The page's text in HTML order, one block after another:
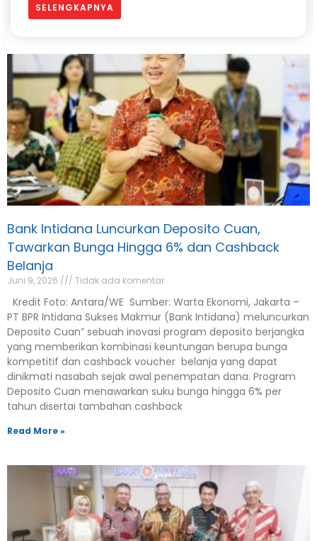
SELENGKAPNYA
Tawarkan Bunga Hingga 6% dan Cashback
Belanja
Juni 9, 2026
PT BPR Intidana Sukses Makmur (Bank Intidana) meluncurkan
Deposito Cuan” sebuah inovasi program deposito berjangka
yang memberikan kombinasi keuntungan berupa bunga
kompetitif dan cashback voucher belanja yang dapat
dinikmati nasabah sejak awal penempatan dana. Program
Deposito Cuan menawarkan suku bunga hingga 6% per
tahun disertai tambahan cashback